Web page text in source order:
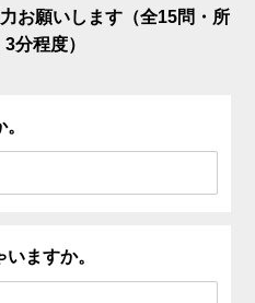
お願いします（全15問・所
分程度）
ますか。